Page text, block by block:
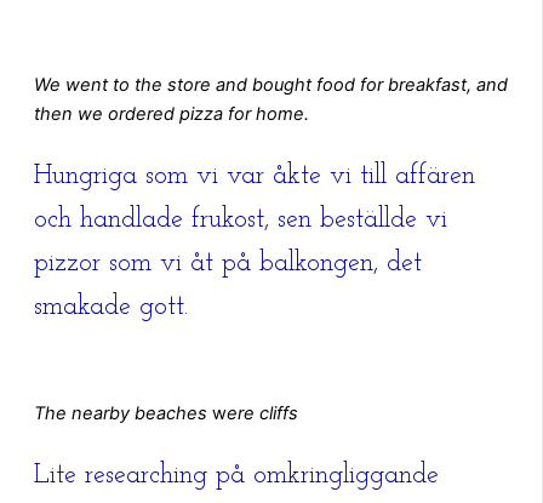
We went to the store and bought food for breakfast, and
then we ordered pizza for home.
Hungriga som vi var åkte vi till affären
och handlade frukost, sen beställde vi
pizzor som vi åt på balkongen, det
smakade gott.
The nearby beaches were cliffs
Lite researching på omkringliggande